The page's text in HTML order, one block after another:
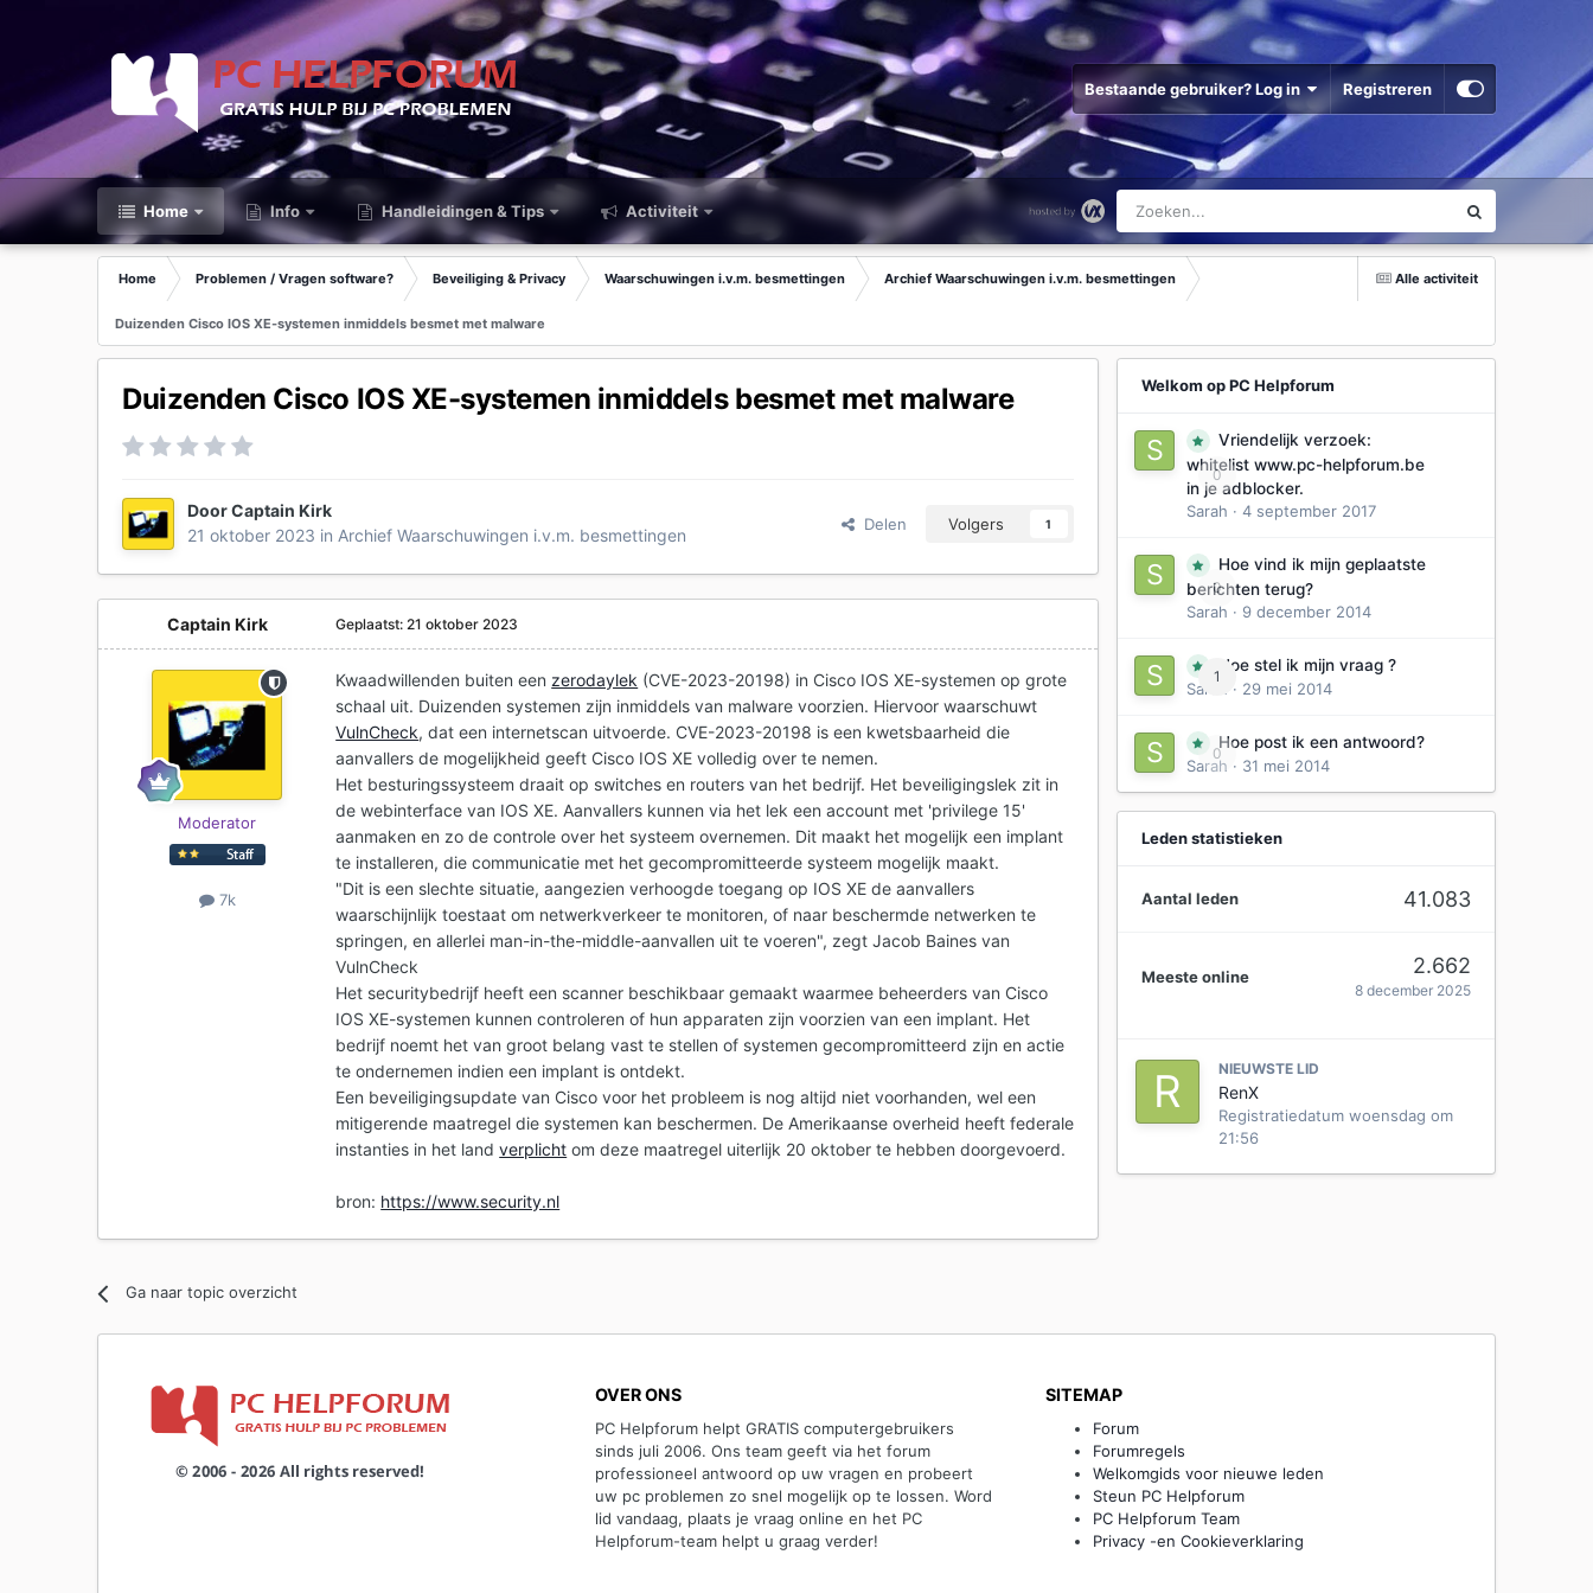
Bestaande gebruiker? Log in Registreren
Home Info Handleidingen & Tips Activiteit
Alle activiteit
Home Problemen / Vragen software? Beveiliging & Privacy Waarschuwingen i.v.m. besmettingen Archief Waarschuwingen i.v.m. besmettingen
Duizenden Cisco IOS XE-systemen inmiddels besmet met malware
Duizenden Cisco IOS XE-systemen inmiddels besmet met malware
DoorCaptain Kirk
21 oktober 2023 in Archief Waarschuwingen i.v.m. besmettingen
Delen Volgers 1
Captain Kirk
Moderator
7k
Geplaatst:21 oktober 2023
Kwaadwillenden buiten een zerodaylek (CVE-2023-20198) in Cisco IOS XE-systemen op grote
schaal uit. Duizenden systemen zijn inmiddels van malware voorzien. Hiervoor waarschuwt
VulnCheck, dat een internetscan uitvoerde. CVE-2023-20198 is een kwetsbaarheid die
aanvallers de mogelijkheid geeft Cisco IOS XE volledig over te nemen.
Het besturingssysteem draait op switches en routers van het bedrijf. Het beveiligingslek zit in
de webinterface van IOS XE. Aanvallers kunnen via het lek een account met 'privilege 15'
aanmaken en zo de controle over het systeem overnemen. Dit maakt het mogelijk een implant
te installeren, die communicatie met het gecompromitteerde systeem mogelijk maakt.
"Dit is een slechte situatie, aangezien verhoogde toegang op IOS XE de aanvallers
waarschijnlijk toestaat om netwerkverkeer te monitoren, of naar beschermde netwerken te
springen, en allerlei man-in-the-middle-aanvallen uit te voeren", zegt Jacob Baines van
VulnCheck
Het securitybedrijf heeft een scanner beschikbaar gemaakt waarmee beheerders van Cisco
IOS XE-systemen kunnen controleren of hun apparaten zijn voorzien van een implant. Het
bedrijf noemt het van groot belang vast te stellen of systemen gecompromitteerd zijn en actie
te ondernemen indien een implant is ontdekt.
Een beveiligingsupdate van Cisco voor het probleem is nog altijd niet voorhanden, wel een
mitigerende maatregel die systemen kan beschermen. De Amerikaanse overheid heeft federale
instanties in het landverplicht om deze maatregel uiterlijk 20 oktober te hebben doorgevoerd.
bron: https://www.security.nl
Ga naar topic overzicht
Welkom op PC Helpforum
0
Vriendelijk verzoek:
whitelist www.pc-helpforum.be
in je adblocker.
Sarah · 4 september 2017
0
Hoe vind ik mijn geplaatste
berichten terug?
Sarah · 9 december 2014
1
Hoe stel ik mijn vraag ?
Sarah
· 29 mei 2014
0
Hoe post ik een antwoord?
Sarah · 31 mei 2014
Leden statistieken
Aantal leden 41.083
Meeste online 2.662
8 december 2025
NIEUWSTE LID
RenX
Registratiedatum woensdag om
21:56
OVER ONS
PC Helpforum helpt GRATIS computergebruikers
sinds juli 2006. Ons team geeft via het forum
professioneel antwoord op uw vragen en probeert
uw pc problemen zo snel mogelijk op te lossen. Word
lid vandaag, plaats je vraag online en het PC
Helpforum-team helpt u graag verder!
SITEMAP
Forum
Forumregels
Welkomgids voor nieuwe leden
Steun PC Helpforum
PC Helpforum Team
Privacy -en Cookieverklaring